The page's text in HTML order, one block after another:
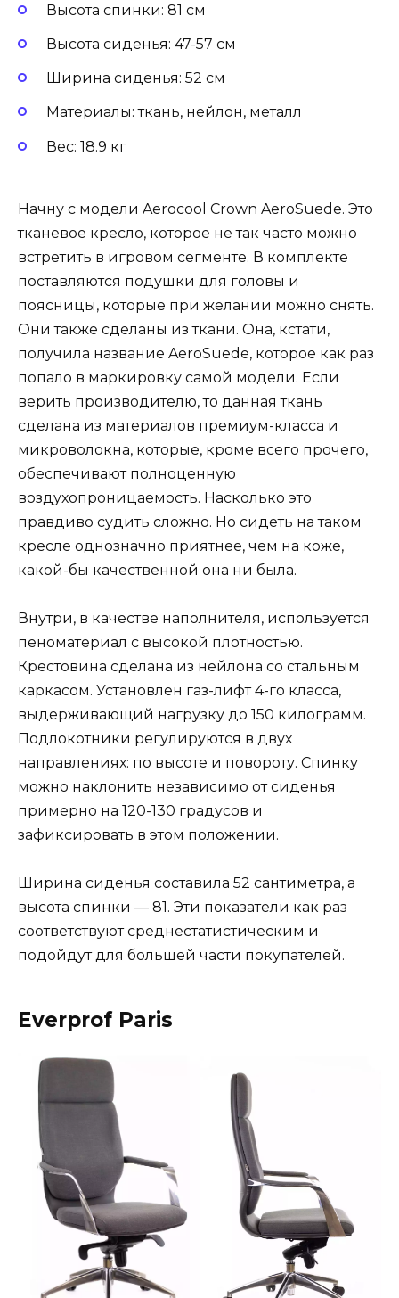
Высота спинки: 81 см
Высота сиденья: 47-57 см
Ширина сиденья: 52 см
Материалы: ткань, нейлон, металл
Вес: 18.9 кг
Начну с модели Aerocool Crown AeroSuede. Это
тканевое кресло, которое не так часто можно
встретить в игровом сегменте. В комплекте
поставляются подушки для головы и
поясницы, которые при желании можно снять.
Они также сделаны из ткани. Она, кстати,
получила название AeroSuede, которое как раз
попало в маркировку самой модели. Если
верить производителю, то данная ткань
сделана из материалов премиум-класса и
микроволокна, которые, кроме всего прочего,
обеспечивают полноценную
воздухопроницаемость. Насколько это
правдиво судить сложно. Но сидеть на таком
кресле однозначно приятнее, чем на коже,
какой-бы качественной она ни была.
Внутри, в качестве наполнителя, используется
пеноматериал с высокой плотностью.
Крестовина сделана из нейлона со стальным
каркасом. Установлен газ-лифт 4-го класса,
выдерживающий нагрузку до 150 килограмм.
Подлокотники регулируются в двух
направлениях: по высоте и повороту. Спинку
можно наклонить независимо от сиденья
примерно на 120-130 градусов и
зафиксировать в этом положении.
Ширина сиденья составила 52 сантиметра, а
высота спинки — 81. Эти показатели как раз
соответствуют среднестатистическим и
подойдут для большей части покупателей.
Everprof Paris